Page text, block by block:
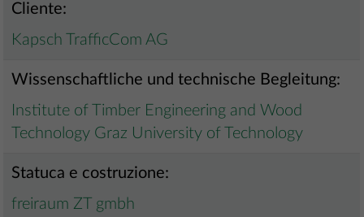
Cliente:
Kapsch TrafficCom AG
Wissenschaftliche und technische Begleitung:
Institute of Timber Engineering and Wood
Technology Graz University of Technology
Statuca e costruzione:
freiraum ZT gmbh